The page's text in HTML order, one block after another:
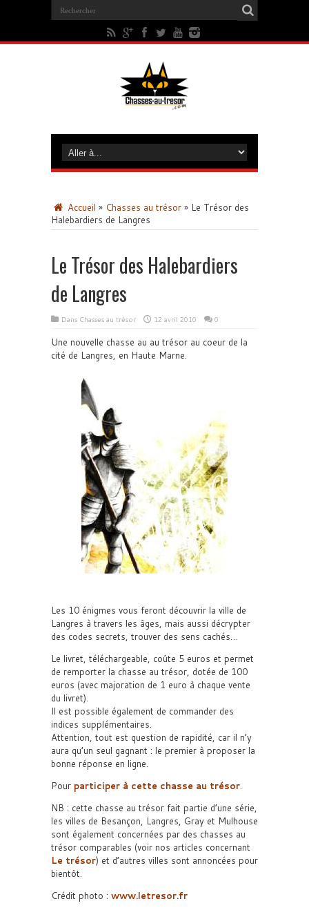
Accueil » Chasses au trésor » Le Trésor des
Halebardiers de Langres
Le Trésor des Halebardiers
de Langres
Dans Chasses au trésor 12 avril 2010 0
Une nouvelle chasse au au trésor au coeur de la
cité de Langres, en Haute Marne.
Les 10 énigmes vous feront découvrir la ville de
Langres à travers les âges, mais aussi décrypter
des codes secrets, trouver des sens cachés…
Le livret, téléchargeable, coûte 5 euros et permet
de remporter la chasse au trésor, dotée de 100
euros (avec majoration de 1 euro à chaque vente
du livret).
Il est possible également de commander des
indices supplémentaires.
Attention, tout est question de rapidité, car il n’y
aura qu’un seul gagnant : le premier à proposer la
bonne réponse en ligne.
Pour participer à cette chasse au trésor.
NB : cette chasse au trésor fait partie d’une série,
les villes de Besançon, Langres, Gray et Mulhouse
sont également concernées par des chasses au
trésor comparables (voir nos articles concernant
Le trésor) et d’autres villes sont annoncées pour
bientôt.
Crédit photo : www.letresor.fr